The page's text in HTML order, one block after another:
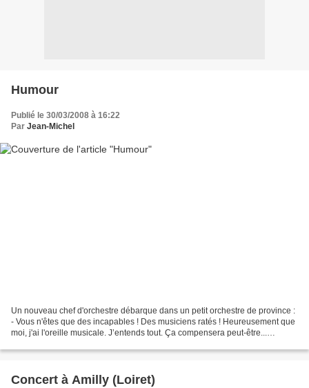
Humour
Publié le 30/03/2008 à 16:22
Par Jean-Michel
Un nouveau chef d'orchestre débarque dans un petit orchestre de province :
- Vous n'êtes que des incapables ! Des musiciens ratés ! Heureusement que
moi, j'ai l'oreille musicale. J’entends tout. Ça compensera peut-être...
Concert à Amilly (Loiret)